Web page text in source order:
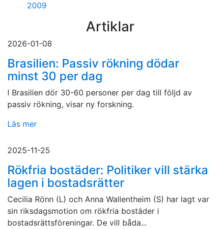
2009
Artiklar
2026-01-08
Brasilien: Passiv rökning dödar
minst 30 per dag
I Brasilien dör 30-60 personer per dag till följd av
passiv rökning, visar ny forskning.
Läs mer
2025-11-25
Rökfria bostäder: Politiker vill stärka
lagen i bostadsrätter
Cecilia Rönn (L) och Anna Wallentheim (S) har lagt var
sin riksdagsmotion om rökfria bostäder i
bostadsrättsföreningar. De vill båda...